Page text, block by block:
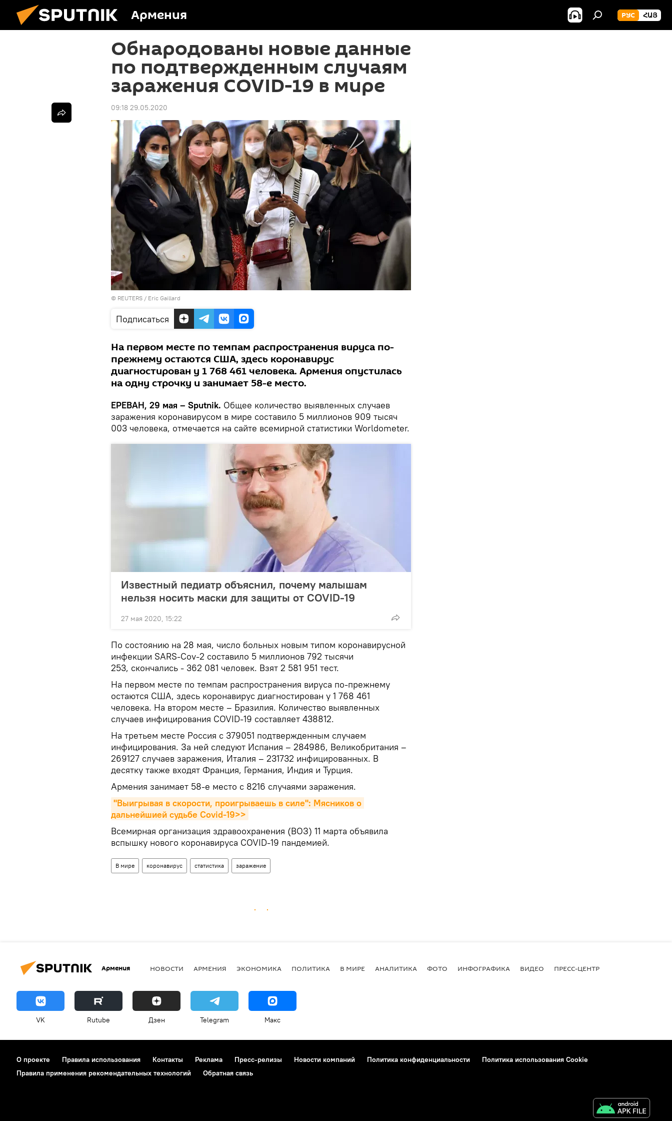
Армения РУС ՀԱՅ
Обнародованы новые данные
по подтвержденным случаям
заражения COVID-19 в мире
09:18 29.05.2020
© REUTERS / Eric Gaillard
Подписаться
На первом месте по темпам распространения вируса по-
прежнему остаются США, здесь коронавирус
диагностирован у 1 768 461 человека. Армения опустилась
на одну строчку и занимает 58-е место.
ЕРЕВАН, 29 мая – Sputnik. Общее количество выявленных случаев
заражения коронавирусом в мире составило 5 миллионов 909 тысяч
003 человека, отмечается на сайте всемирной статистики Worldometer.
Известный педиатр объяснил, почему малышам
нельзя носить маски для защиты от COVID-19
27 мая 2020, 15:22
По состоянию на 28 мая, число больных новым типом коронавирусной
инфекции SARS-Cov-2 составило 5 миллионов 792 тысячи
253, скончались - 362 081 человек. Взят 2 581 951 тест.
На первом месте по темпам распространения вируса по-прежнему
остаются США, здесь коронавирус диагностирован у 1 768 461
человека. На втором месте – Бразилия. Количество выявленных
случаев инфицирования COVID-19 составляет 438812.
На третьем месте Россия с 379051 подтвержденным случаем
инфицирования. За ней следуют Испания – 284986, Великобритания –
269127 случаев заражения, Италия – 231732 инфицированных. В
десятку также входят Франция, Германия, Индия и Турция.
Армения занимает 58-е место с 8216 случаями заражения.
"Выигрывая в скорости, проигрываешь в силе": Мясников о
дальнейшией судьбе Covid-19>>
Всемирная организация здравоохранения (ВОЗ) 11 марта объявила
вспышку нового коронавируса COVID-19 пандемией.
В мире коронавирус статистика заражение
Армения НОВОСТИ АРМЕНИЯ ЭКОНОМИКА ПОЛИТИКА В МИРЕ АНАЛИТИКА ФОТО ИНФОГРАФИКА ВИДЕО ПРЕСС-ЦЕНТР
VK Rutube Дзен Telegram Макс
О проекте Правила использования Контакты Реклама Пресс-релизы Новости компаний Политика конфиденциальности
Политика использования Cookie
Правила применения рекомендательных технологий
Обратная связь